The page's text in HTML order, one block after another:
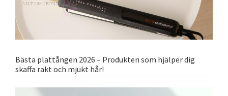
Bästa plattången 2026 – Produkten som hjälper dig
skaffa rakt och mjukt hår!